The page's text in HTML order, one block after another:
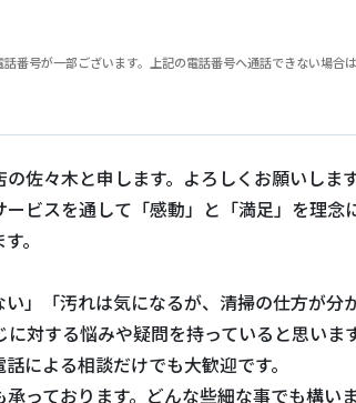
番号が一部ございます。上記の電話番号へ通話できない
佐々木と申します。よろしくお願いします
ビスを通して「感動」と「満足」を理
。
い」「汚れは気になるが、清掃の仕方が
対する悩みや疑問を持っていると思い
による相談だけでも大歓迎です。
っております。どんな些細な事でも構い